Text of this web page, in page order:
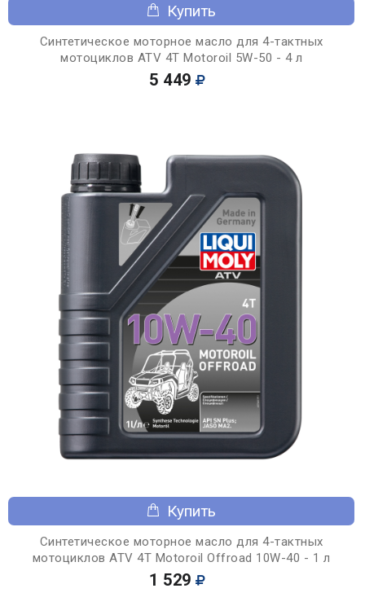
Купить
Синтетическое моторное масло для 4-тактных
мотоциклов ATV 4T Motoroil 5W-50 - 4 л
5 449
Купить
Синтетическое моторное масло для 4-тактных
мотоциклов ATV 4T Motoroil Offroad 10W-40 - 1 л
1 529